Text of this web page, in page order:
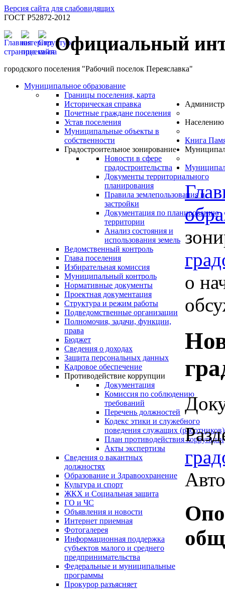
Версия сайта для слабовидящих
ГОСТ Р52872-2012
Официальный
городского поселения "Рабочий поселок Переяславка"
Муниципальное образование
Границы поселения, карта
Историческая справка
Почетные граждане поселения
Устав поселения
Муниципальные объекты в
собственности
Градостроительное зонирование
Новости в сфере
градостроительства
Документы территориального
планирования
Правила землепользования и
застройки
Документация по планированию
территории
Анализ состояния и
использования земель
Ведомственный контроль
Глава поселения
Избирательная комиссия
Муниципальный контроль
Нормативные документы
Проектная документация
Структура и режим работы
Подведомственные организации
Полномочия, задачи, функции,
права
Бюджет
Сведения о доходах
Защита персональных данных
Кадровое обеспечение
Противодействие коррупции
Документация
Комиссия по соблюдению
требований
Перечень должностей
Кодекс этики и служебного
поведения служащих (работников)
План противодействия коррупции
Акты экспертизы
Сведения о вакантных
должностях
Населению
Образование и Здравоохранение
Культура и спорт
ЖКХ и Социальная защита
ГО и ЧС
Объявления и новости
Интернет приемная
Фотогалерея
Информационная поддержка
субъектов малого и среднего
предпринимательства
Федеральные и муниципальные
программы
Прокурор разъясняет
Книга
о